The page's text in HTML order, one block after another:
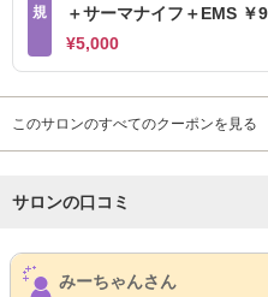
規
＋サーマナイフ＋EMS
¥5,000
このサロンのすべてのクーポンを見る
サロンの口コミ
サロンPick Up
みーちゃんさん